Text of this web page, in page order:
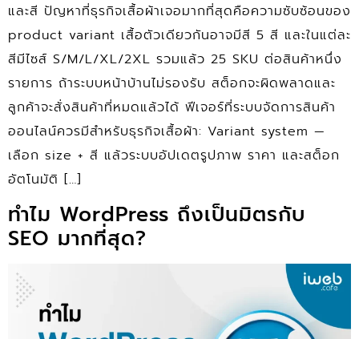
และสี ปัญหาที่ธุรกิจเสื้อผ้าเจอมากที่สุดคือความซับซ้อนของ
product variant เสื้อตัวเดียวกันอาจมีสี 5 สี และในแต่ละ
สีมีไซส์ S/M/L/XL/2XL รวมแล้ว 25 SKU ต่อสินค้าหนึ่ง
รายการ ถ้าระบบหน้าบ้านไม่รองรับ สต็อกจะผิดพลาดและ
ลูกค้าจะสั่งสินค้าที่หมดแล้วได้ ฟีเจอร์ที่ระบบจัดการสินค้า
ออนไลน์ควรมีสำหรับธุรกิจเสื้อผ้า: Variant system —
เลือก size + สี แล้วระบบอัปเดตรูปภาพ ราคา และสต็อก
อัตโนมัติ […]
ทำไม WordPress ถึงเป็นมิตรกับ
SEO มากที่สุด?